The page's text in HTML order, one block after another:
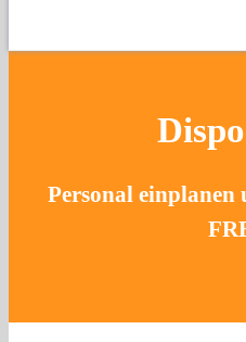
Personal